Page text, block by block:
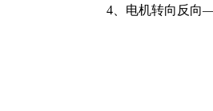
4、电机转向反